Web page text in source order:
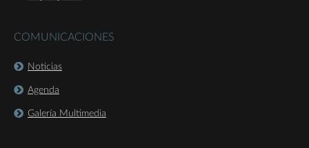
COMUNICACIONES
Noticias
Agenda
Galería Multimedia